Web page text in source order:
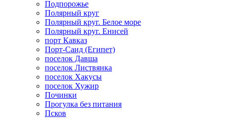
Подпорожье
Полярный круг
Полярный круг. Белое море
Полярный круг. Енисей
порт Кавказ
Порт-Саид (Египет)
поселок Давша
поселок Листвянка
поселок Хакусы
поселок Хужир
Починки
Прогулка без питания
Псков